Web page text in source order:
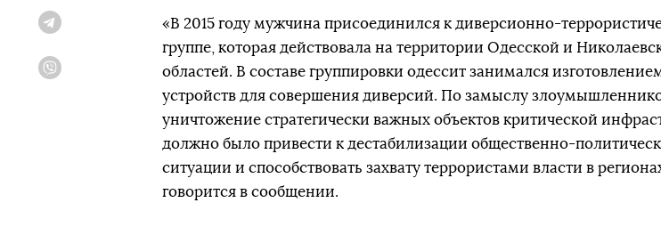
«В 2015 году мужчина присоединился к диверсионно-
группе, которая действовала на территории Одесской и
областей. В составе группировки одессит занимался
устройств для совершения диверсий. По замыслу
уничтожение стратегически важных объектов критической
должно было привести к дестабилизации общественно-
ситуации и способствовать захвату террористами власти в
говорится в сообщении.